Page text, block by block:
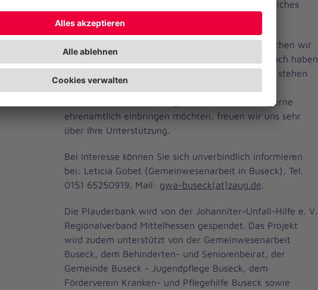
sie ein offener Ort für Gespräche und ein freundliches
Miteinander werden.
Damit auch diese Plauderbank lebendig wird, suchen wir
engagierte Ehrenamtliche, die Freude am Gespräch haben
und als Ansprechpersonen vor Ort zur Verfügung stehen
Herzlichkeit und ein wenig Zeit. Wenn Sie sich gerne
ehrenamtlich einbringen möchten, freuen wir uns sehr
über Ihre Unterstützung.
Bei Interesse können Sie sich unverbindlich informieren
bei: Leticia Gobet (Gemeinwesenarbeit in Buseck), Tel.
0151 65250919, Mail: gwa-buseck(at)zaug.de.
Die Plauderbank wird von der Johanniter-Unfall-Hilfe e. V.
Regionalverband Mittelhessen gespendet. Das Projekt
wird zudem unterstützt von der Gemeinwesenarbeit
Buseck, dem Behinderten- und Seniorenbeirat, der
Gemeinde Buseck - Jugendpflege Buseck, dem
Förderverein Kranken- und Pflegehilfe Buseck sowie